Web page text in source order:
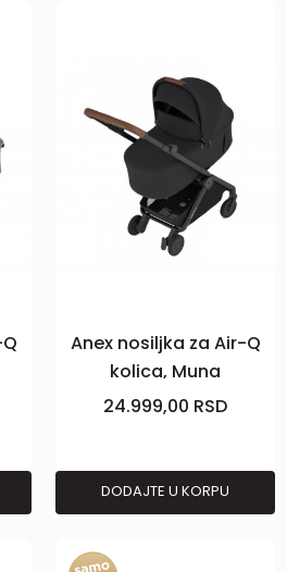
Anex nosiljka za Air-Q
kolica, Muna
24.999,00 RSD
DODAJTE U KORPU